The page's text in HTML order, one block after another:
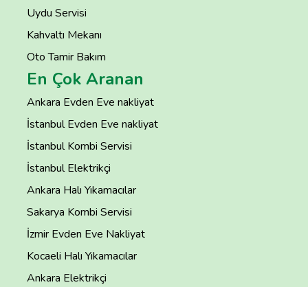
Uydu Servisi
Kahvaltı Mekanı
Oto Tamir Bakım
En Çok Aranan
Ankara Evden Eve nakliyat
İstanbul Evden Eve nakliyat
İstanbul Kombi Servisi
İstanbul Elektrikçi
Ankara Halı Yıkamacılar
Sakarya Kombi Servisi
İzmir Evden Eve Nakliyat
Kocaeli Halı Yıkamacılar
Ankara Elektrikçi